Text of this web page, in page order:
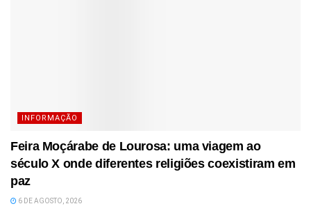
INFORMAÇÃO
Feira Moçárabe de Lourosa: uma viagem ao
século X onde diferentes religiões coexistiram em
paz
6 DE AGOSTO, 2026